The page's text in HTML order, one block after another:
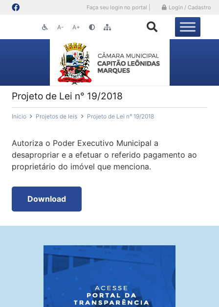
Faça seu login no portal | Login / Cadastro
A- A+
Projeto de Lei n° 19/2018
Início Projetos de leis Projeto de Lei n° 19/2018
Autoriza o Poder Executivo Municipal a
desapropriar e a efetuar o referido pagamento ao
proprietário do imóvel que menciona.
Download